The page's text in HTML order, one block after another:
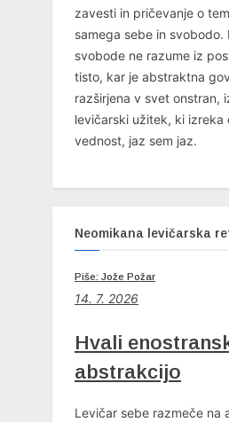
zavesti in pričevanje o
samega sebe in svobodo.
svobode ne razume iz
tisto, kar je abstraktna
razširjena v svet onstran,
levičarski užitek, ki izreka
vednost, jaz sem jaz.
Neomikana levičarska
Piše: Jože Požar
14. 7. 2026
Hvali
abstrakcijo
Levičar sebe razmeče na